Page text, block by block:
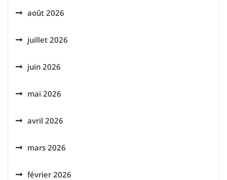
août 2026
juillet 2026
juin 2026
mai 2026
avril 2026
mars 2026
février 2026